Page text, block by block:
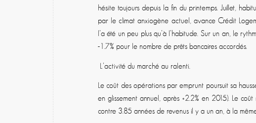
hésite toujours depuis la fin du printemps. Juillet,
par le climat anxiogène actuel, avance Crédit
l’a été un peu plus qu’à l’habitude. Sur un an, le
-1.7% pour le nombre de prêts bancaires accordés.
L’activité du marché au ralenti.
Le coût des opérations par emprunt poursuit sa
en glissement annuel, après +2.2% en 2015). Le
contre 3.85 années de revenus il y a un an, à la